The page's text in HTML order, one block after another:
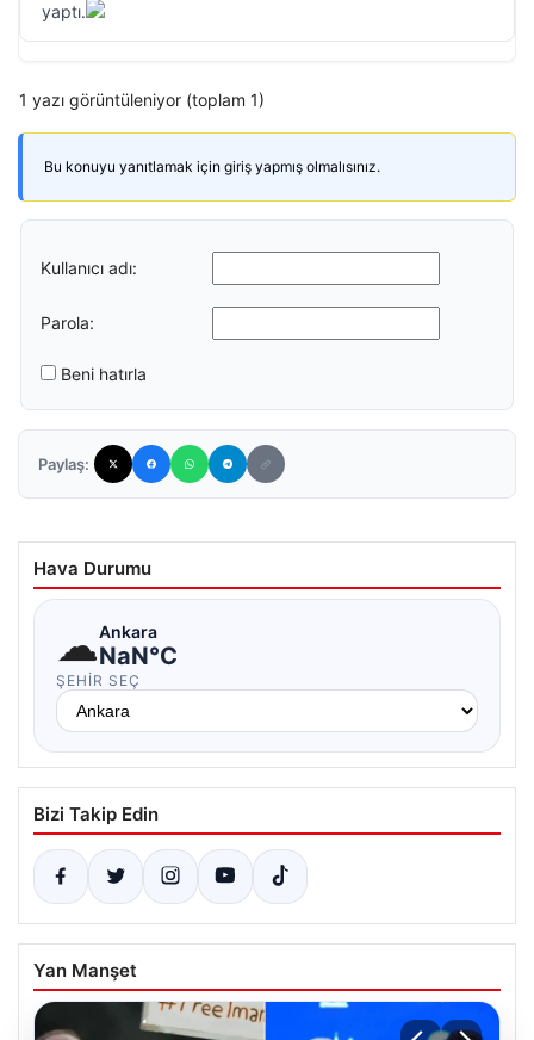
yaptı.
1 yazı görüntüleniyor (toplam 1)
Bu konuyu yanıtlamak için giriş yapmış olmalısınız.
Kullanıcı adı:
Parola:
Beni hatırla
Paylaş:
Hava Durumu
☁Ankara
NaN°C
ŞEHIR SEÇ
Bizi Takip Edin
Yan Manşet